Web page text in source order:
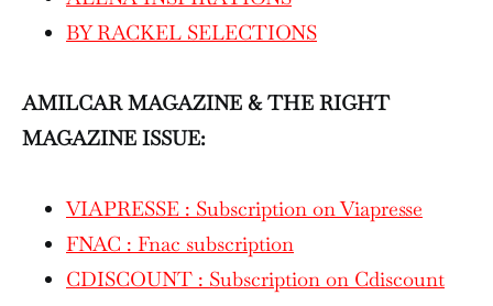
BY RACKEL SELECTIONS
AMILCAR MAGAZINE & THE RIGHT
MAGAZINE ISSUE:
VIAPRESSE : Subscription on Viapresse
FNAC : Fnac subscription
CDISCOUNT : Subscription on Cdiscount